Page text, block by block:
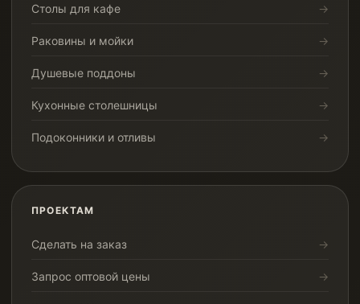
Столы для кафе
Раковины и мойки
Душевые поддоны
Кухонные столешницы
Подоконники и отливы
ПРОЕКТАМ
Сделать на заказ
Запрос оптовой цены